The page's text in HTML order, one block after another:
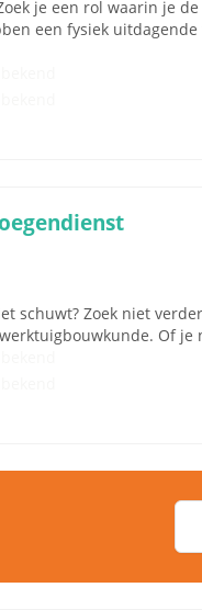
je een rol waarin je
een fysiek
schuwt? Zoek niet
Of je